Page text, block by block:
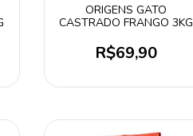
ORIGENS GATO
CASTRADO FRANGO 3KG
R$69,90